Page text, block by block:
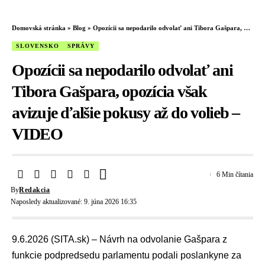
Domovská stránka » Blog » Opozícii sa nepodarilo odvolať ani Tibora Gašpara, opozícia však avizuje ďalšie pokusy až do volieb – VIDEO
SLOVENSKO SPRÁVY
Opozícii sa nepodarilo odvolať ani
Tibora Gašpara, opozícia však
avizuje ďalšie pokusy až do volieb –
VIDEO
Naposledy aktualizované: 9. júna 2026 16:35
ByRedakcia
6 Min čítania
9.6.2026 (SITA.sk) – Návrh na odvolanie Gašpara z
funkcie podpredsedu parlamentu podali poslankyne za